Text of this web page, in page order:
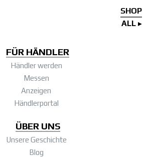
SHOP
ALL
FÜR HÄNDLER
Händler werden
Messen
Anzeigen
Händlerportal
ÜBER UNS
Unsere Geschichte
Blog